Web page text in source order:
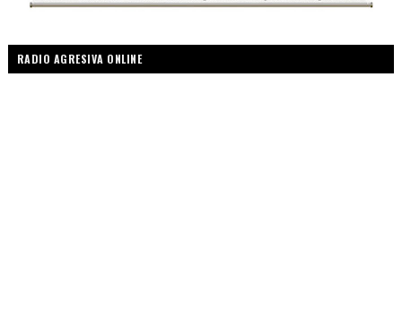
RADIO AGRESIVA ONLINE